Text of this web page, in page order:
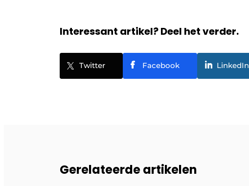
Interessant artikel? Deel het verder.
Twitter Facebook LinkedIn
Gerelateerde artikelen